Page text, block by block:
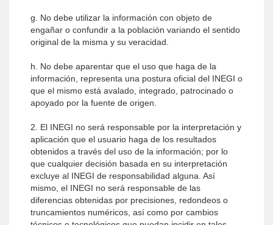
g. No debe utilizar la información con objeto de
engañar o confundir a la población variando el sentido
original de la misma y su veracidad.
h. No debe aparentar que el uso que haga de la
información, representa una postura oficial del INEGI o
que el mismo está avalado, integrado, patrocinado o
apoyado por la fuente de origen.
2. El INEGI no será responsable por la interpretación y
aplicación que el usuario haga de los resultados
obtenidos a través del uso de la información; por lo
que cualquier decisión basada en su interpretación
excluye al INEGI de responsabilidad alguna. Así
mismo, el INEGI no será responsable de las
diferencias obtenidas por precisiones, redondeos o
truncamientos numéricos, así como por cambios